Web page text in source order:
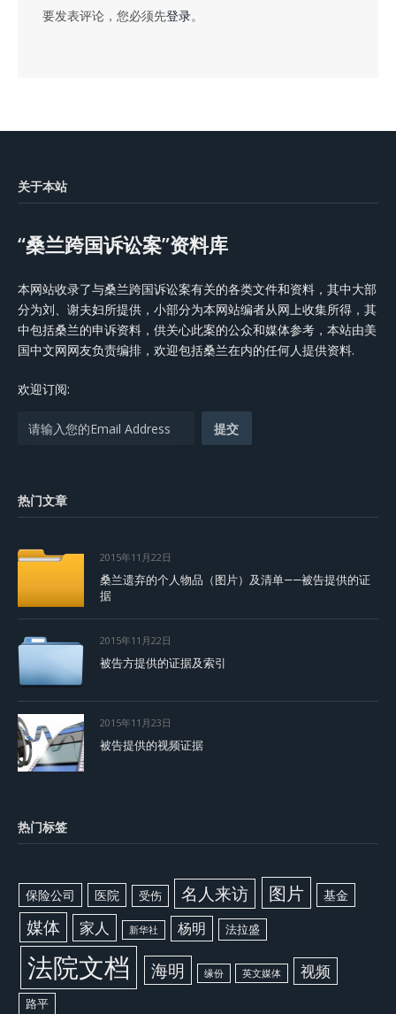
要发表评论，您必须先登录。
关于本站
“桑兰跨国诉讼案”资料库
本网站收录了与桑兰跨国诉讼案有关的各类文件和资料，其中大部
分为刘、谢夫妇所提供，小部分为本网站编者从网上收集所得，其
中包括桑兰的申诉资料，供关心此案的公众和媒体参考，本站由美
国中文网网友负责编排，欢迎包括桑兰在内的任何人提供资料.
欢迎订阅:
热门文章
2015年11月22日
桑兰遗弃的个人物品（图片）及清单——被告提供的证
据
2015年11月22日
被告方提供的证据及索引
2015年11月23日
被告提供的视频证据
热门标签
保险公司 医院 受伤 名人来访 图片 基金
媒体 家人 新华社 杨明 法拉盛
法院文档 海明 缘份 英文媒体 视频
路平